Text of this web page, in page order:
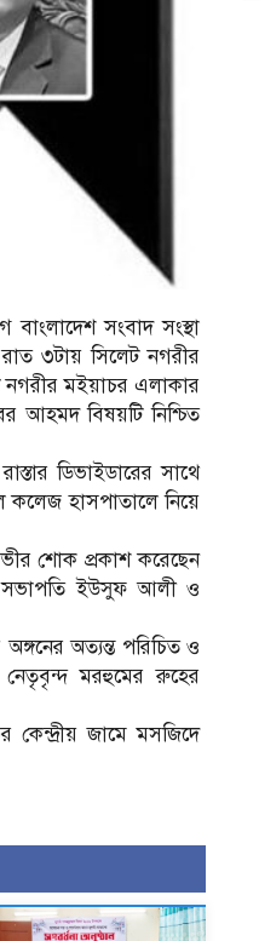
সংবাদ সংস্থা
৩টায় সিলেট নগরীর
নগরীর মইয়াচর এলাকার
আহমদ বিষয়টি নিশ্চিত
ডিভাইডারের সাথে
কলেজ হাসপাতালে নিয়ে
শোক প্রকাশ করেছেন
সভাপতি ইউসুফ আলী ও
অত্যন্ত পরিচিত ও
মরহুমের রুহের
জামে মসজিদে